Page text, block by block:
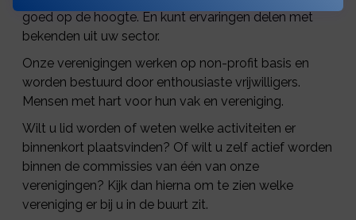
goed op de hoogte. En kunt ervaringen delen met
bekenden uit uw sector.
Onze verenigingen werken op non-profit basis en
worden bestuurd door enthousiaste vrijwilligers.
Mensen met hart voor hun vak en vereniging.
Wilt u lid worden of weten welke activiteiten er
binnenkort plaatsvinden? Of wilt u zelf actief worden
binnen de commissies van één van onze
verenigingen? Kijk dan hierna om te zien welke
vereniging er bij u in de buurt zit.